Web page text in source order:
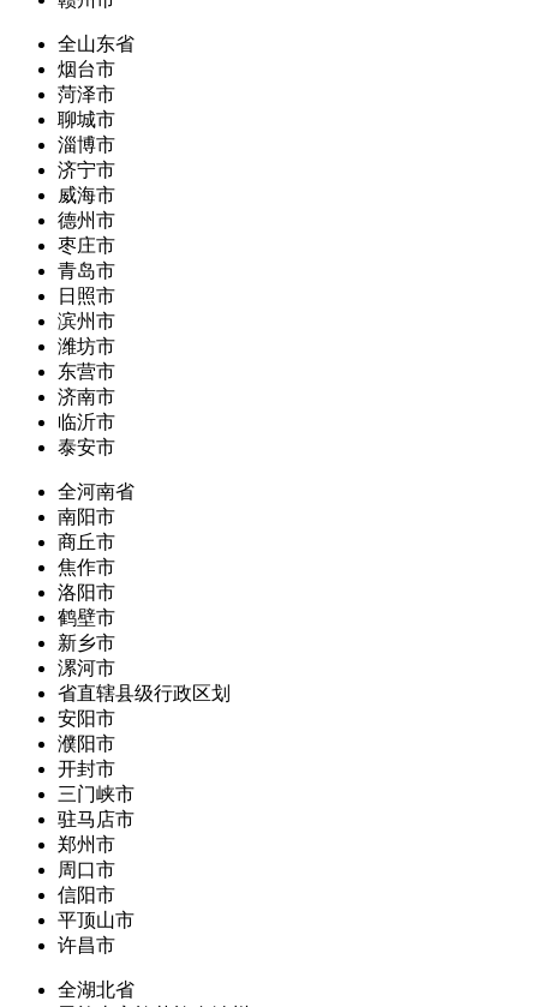
全山东省
烟台市
菏泽市
聊城市
淄博市
济宁市
威海市
德州市
枣庄市
青岛市
日照市
滨州市
潍坊市
东营市
济南市
临沂市
泰安市
全河南省
南阳市
商丘市
焦作市
洛阳市
鹤壁市
新乡市
漯河市
省直辖县级行政区划
安阳市
濮阳市
开封市
三门峡市
驻马店市
郑州市
周口市
信阳市
平顶山市
许昌市
全湖北省